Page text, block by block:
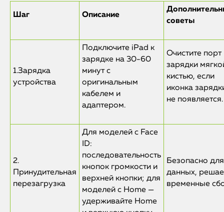
Шаг Описание
советы
1.Зарядка
устройства
Подключите iPad к
зарядке на 30-60
минут с
оригинальным
кабелем и
адаптером.
Очистите порт
зарядки
кистью, если
иконка
не появляется.
2.
Принудительная
перезагрузка
Для моделей с Face
ID:
последовательность
кнопок громкости и
верхней кнопки; для
моделей с Home —
удерживайте Home
Безопасно для
данных,
временные